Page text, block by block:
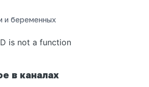
и беременных
is not a function
в каналах